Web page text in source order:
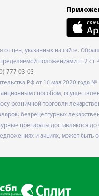
от цен, указанных на сайте.
положениями п. 2
777-03-03
РФ от 16 мая 2020 года
способом,
розничной торговли
безрецептурных
препараты доставляются
и акциях, может быть